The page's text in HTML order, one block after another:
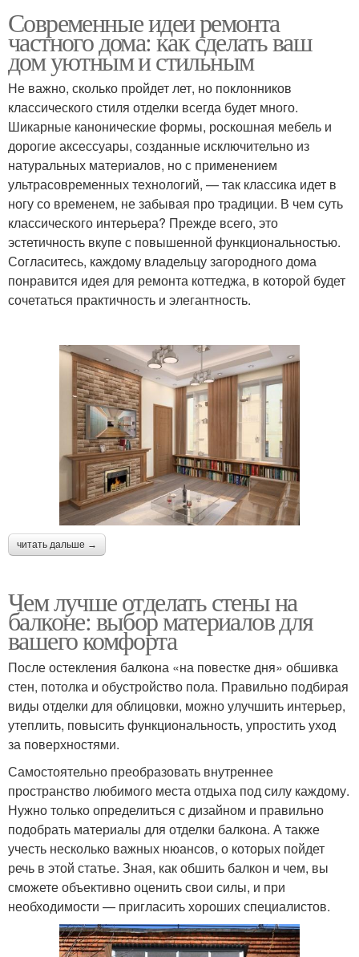
Современные идеи ремонта
частного дома: как сделать ваш
дом уютным и стильным
Не важно, сколько пройдет лет, но поклонников
классического стиля отделки всегда будет много.
Шикарные канонические формы, роскошная мебель и
дорогие аксессуары, созданные исключительно из
натуральных материалов, но с применением
ультрасовременных технологий, — так классика идет в
ногу со временем, не забывая про традиции. В чем суть
классического интерьера? Прежде всего, это
эстетичность вкупе с повышенной функциональностью.
Согласитесь, каждому владельцу загородного дома
понравится идея для ремонта коттеджа, в которой будет
сочетаться практичность и элегантность.
читать дальше →
Чем лучше отделать стены на
балконе: выбор материалов для
вашего комфорта
После остекления балкона «на повестке дня» обшивка
стен, потолка и обустройство пола. Правильно подбирая
виды отделки для облицовки, можно улучшить интерьер,
утеплить, повысить функциональность, упростить уход
за поверхностями.
Самостоятельно преобразовать внутреннее
пространство любимого места отдыха под силу каждому.
Нужно только определиться с дизайном и правильно
подобрать материалы для отделки балкона. А также
учесть несколько важных нюансов, о которых пойдет
речь в этой статье. Зная, как обшить балкон и чем, вы
сможете объективно оценить свои силы, и при
необходимости — пригласить хороших специалистов.